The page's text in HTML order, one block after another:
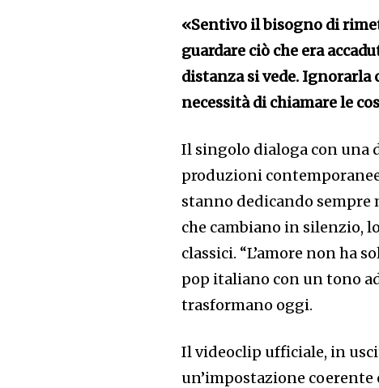
«Sentivo il bisogno di
guardare ciò che era
distanza si vede. Ignorarla
necessità di chiamare le
Il singolo dialoga con una
produzioni
stanno dedicando
che cambiano in silenzio,
classici. “L’amore non ha
pop italiano con un tono
trasformano oggi.
Il videoclip ufficiale, in
un’impostazione